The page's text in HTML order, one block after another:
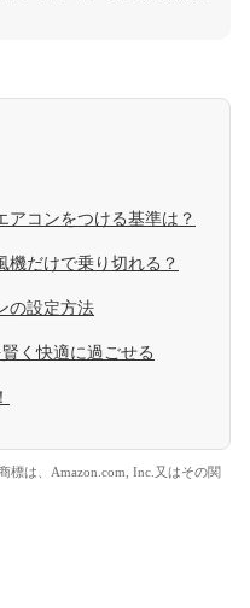
アコンをつける基準は？
機だけで乗り切れる？
の設定方法
く快適に過ごせる
標は、Amazon.com, Inc.又はその関